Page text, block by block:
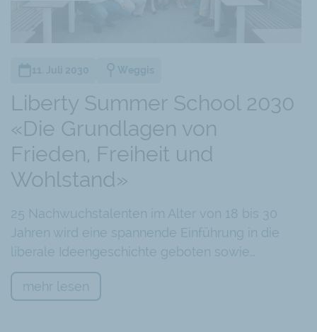
Liberty Summer School 2030
«Die Grundlagen von
Frieden, Freiheit und
Wohlstand»
25 Nachwuchstalenten im Alter von 18 bis 30
Jahren wird eine spannende Einführung in die
liberale Ideengeschichte geboten sowie…
mehr lesen